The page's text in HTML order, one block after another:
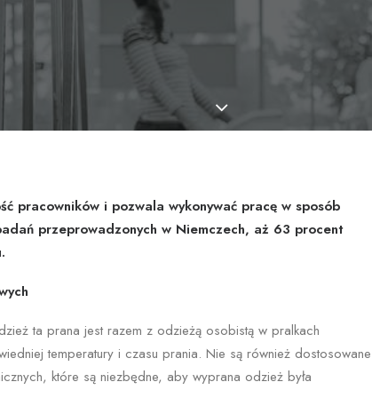
pracowników i pozwala wykonywać pracę w sposób
przeprowadzonych w Niemczech, aż 63 procent
ta prana jest razem z odzieżą osobistą w pralkach
temperatury i czasu prania. Nie są również dostosowane
które są niezbędne, aby wyprana odzież była